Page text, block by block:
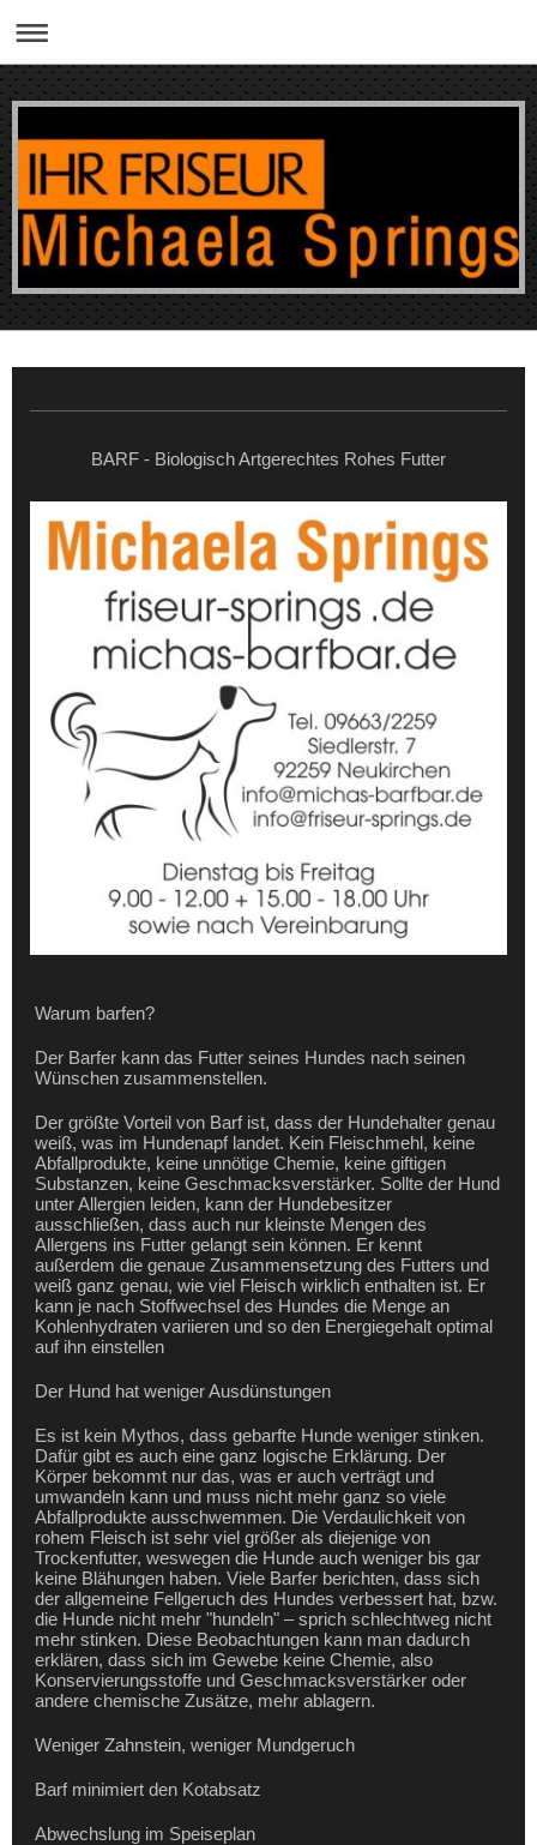
BARF - Biologisch Artgerechtes Rohes Futter
Warum barfen?
Der Barfer kann das Futter seines Hundes nach seinen
Wünschen zusammenstellen.
Der größte Vorteil von Barf ist, dass der Hundehalter genau
weiß, was im Hundenapf landet. Kein Fleischmehl, keine
Abfallprodukte, keine unnötige Chemie, keine giftigen
Substanzen, keine Geschmacksverstärker. Sollte der Hund
unter Allergien leiden, kann der Hundebesitzer
ausschließen, dass auch nur kleinste Mengen des
Allergens ins Futter gelangt sein können. Er kennt
außerdem die genaue Zusammensetzung des Futters und
weiß ganz genau, wie viel Fleisch wirklich enthalten ist. Er
kann je nach Stoffwechsel des Hundes die Menge an
Kohlenhydraten variieren und so den Energiegehalt optimal
auf ihn einstellen
Der Hund hat weniger Ausdünstungen
Es ist kein Mythos, dass gebarfte Hunde weniger stinken.
Dafür gibt es auch eine ganz logische Erklärung. Der
Körper bekommt nur das, was er auch verträgt und
umwandeln kann und muss nicht mehr ganz so viele
Abfallprodukte ausschwemmen. Die Verdaulichkeit von
rohem Fleisch ist sehr viel größer als diejenige von
Trockenfutter, weswegen die Hunde auch weniger bis gar
keine Blähungen haben. Viele Barfer berichten, dass sich
der allgemeine Fellgeruch des Hundes verbessert hat, bzw.
die Hunde nicht mehr "hundeln" – sprich schlechtweg nicht
mehr stinken. Diese Beobachtungen kann man dadurch
erklären, dass sich im Gewebe keine Chemie, also
Konservierungsstoffe und Geschmacksverstärker oder
andere chemische Zusätze, mehr ablagern.
Weniger Zahnstein, weniger Mundgeruch
Barf minimiert den Kotabsatz
Abwechslung im Speiseplan